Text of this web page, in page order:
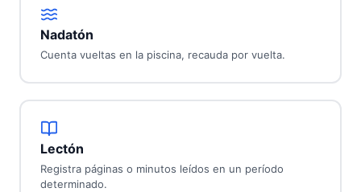
Nadatón
Cuenta vueltas en la piscina, recauda por vuelta.
Lectón
Registra páginas o minutos leídos en un período
determinado.